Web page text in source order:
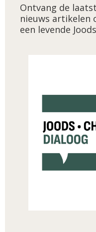
Ontvang de
nieuws artikelen
een levende